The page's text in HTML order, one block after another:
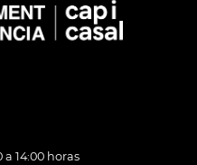
a 14:00 horas